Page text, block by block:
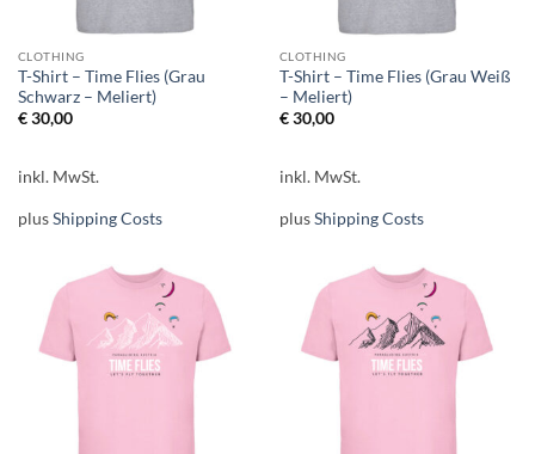
CLOTHING
T-Shirt – Time Flies (Grau
Schwarz – Meliert)
€30,00
inkl. MwSt.
plusShipping Costs
CLOTHING
T-Shirt – Time Flies (Grau Weiß
– Meliert)
€30,00
inkl. MwSt.
plusShipping Costs